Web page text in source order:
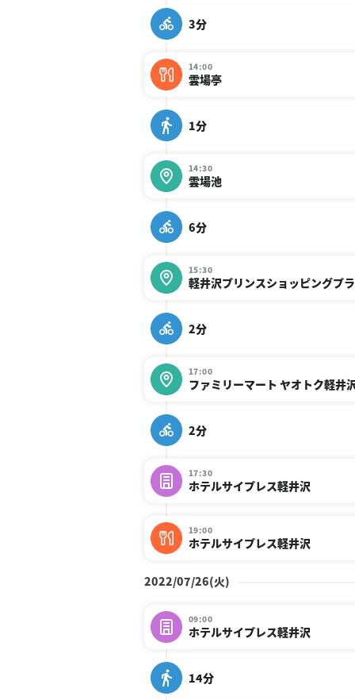
3分
14:00
雲場亭
1分
14:30
雲場池
6分
15:30
軽井沢プリンスショッピングプ
2分
17:00
ファミリーマート ヤオトク軽井
2分
17:30
ホテルサイプレス軽井沢
19:00
ホテルサイプレス軽井沢
2022/07/26(火)
09:00
ホテルサイプレス軽井沢
14分